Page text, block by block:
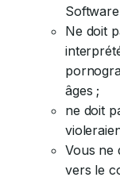
Ne doit
âges ;
ne doit
Vous ne
vers le